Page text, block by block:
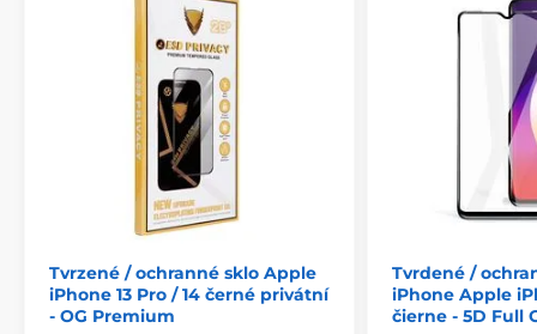
prvky potrebné na samoskladanie. Po nanesení sklo
dokonale priľne k obrazovke, nezanecháva žiadne
vzduchové bubliny a vďaka zloženiu bez lepidla sa
sklo ľahko odstraňuje bez zanechania stôp.
Produkt je zaradený v kategóriách
iPhone 16e iPhone 14
Tvrzené / ochranné sklo Apple
iPhone 13 Pro / 14 černé privátní
- OG Premium
Tvrdené /
iPhone Apple
čierne - 5D Full